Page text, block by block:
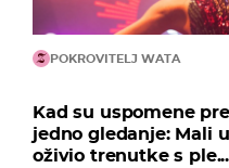
POKROVITELJ WATA
Kad su uspomene
jedno gledanje: Mali
oživio trenutke s ple...